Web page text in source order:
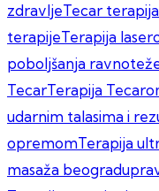
zdravljeTecar
terapijeTerapija
poboljšanja
TecarTerapija
udarnim talasima i
opremomTerapija
masaža beograd